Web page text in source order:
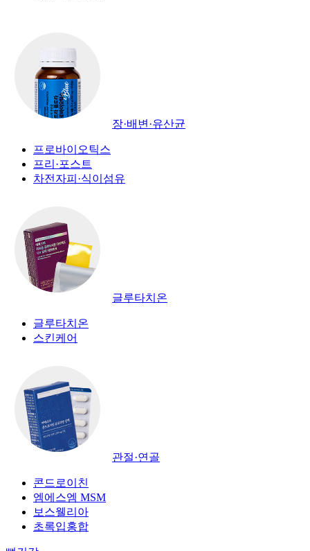
장·배변·유산균
프로바이오틱스
프리·포스트
차전자피·식이섬유
글루타치온
글루타치온
스킨케어
관절·연골
콘드로이친
엠에스엠 MSM
보스웰리아
초록입홍합